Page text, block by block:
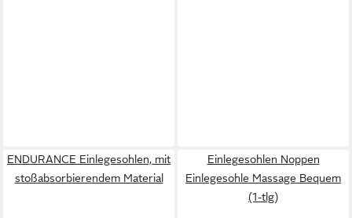
ENDURANCE Einlegesohlen, mit
stoßabsorbierendem Material
Einlegesohlen Noppen
Einlegesohle Massage Bequem
(1-tlg)